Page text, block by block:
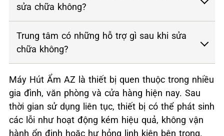
sửa chữa không?
Trung tâm có những hỗ trợ gì sau khi sửa
chữa không?
Máy Hút Ẩm AZ là thiết bị quen thuộc trong nhiều
gia đình, văn phòng và cửa hàng hiện nay. Sau
thời gian sử dụng liên tục, thiết bị có thể phát sinh
các lỗi như hoạt động kém hiệu quả, không vận
hành ổn định hoặc hư hỏng linh kiện bên trong.